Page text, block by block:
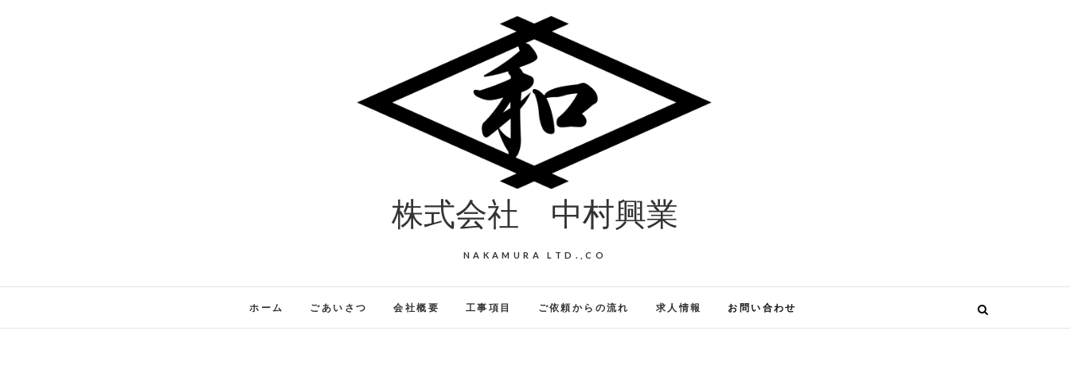
株式会社 中村興業
NAKAMURA LTD.,CO
ホーム ごあいさつ 会社概要 工事項目 ご依頼からの流れ 求人情報 お問い合わせ